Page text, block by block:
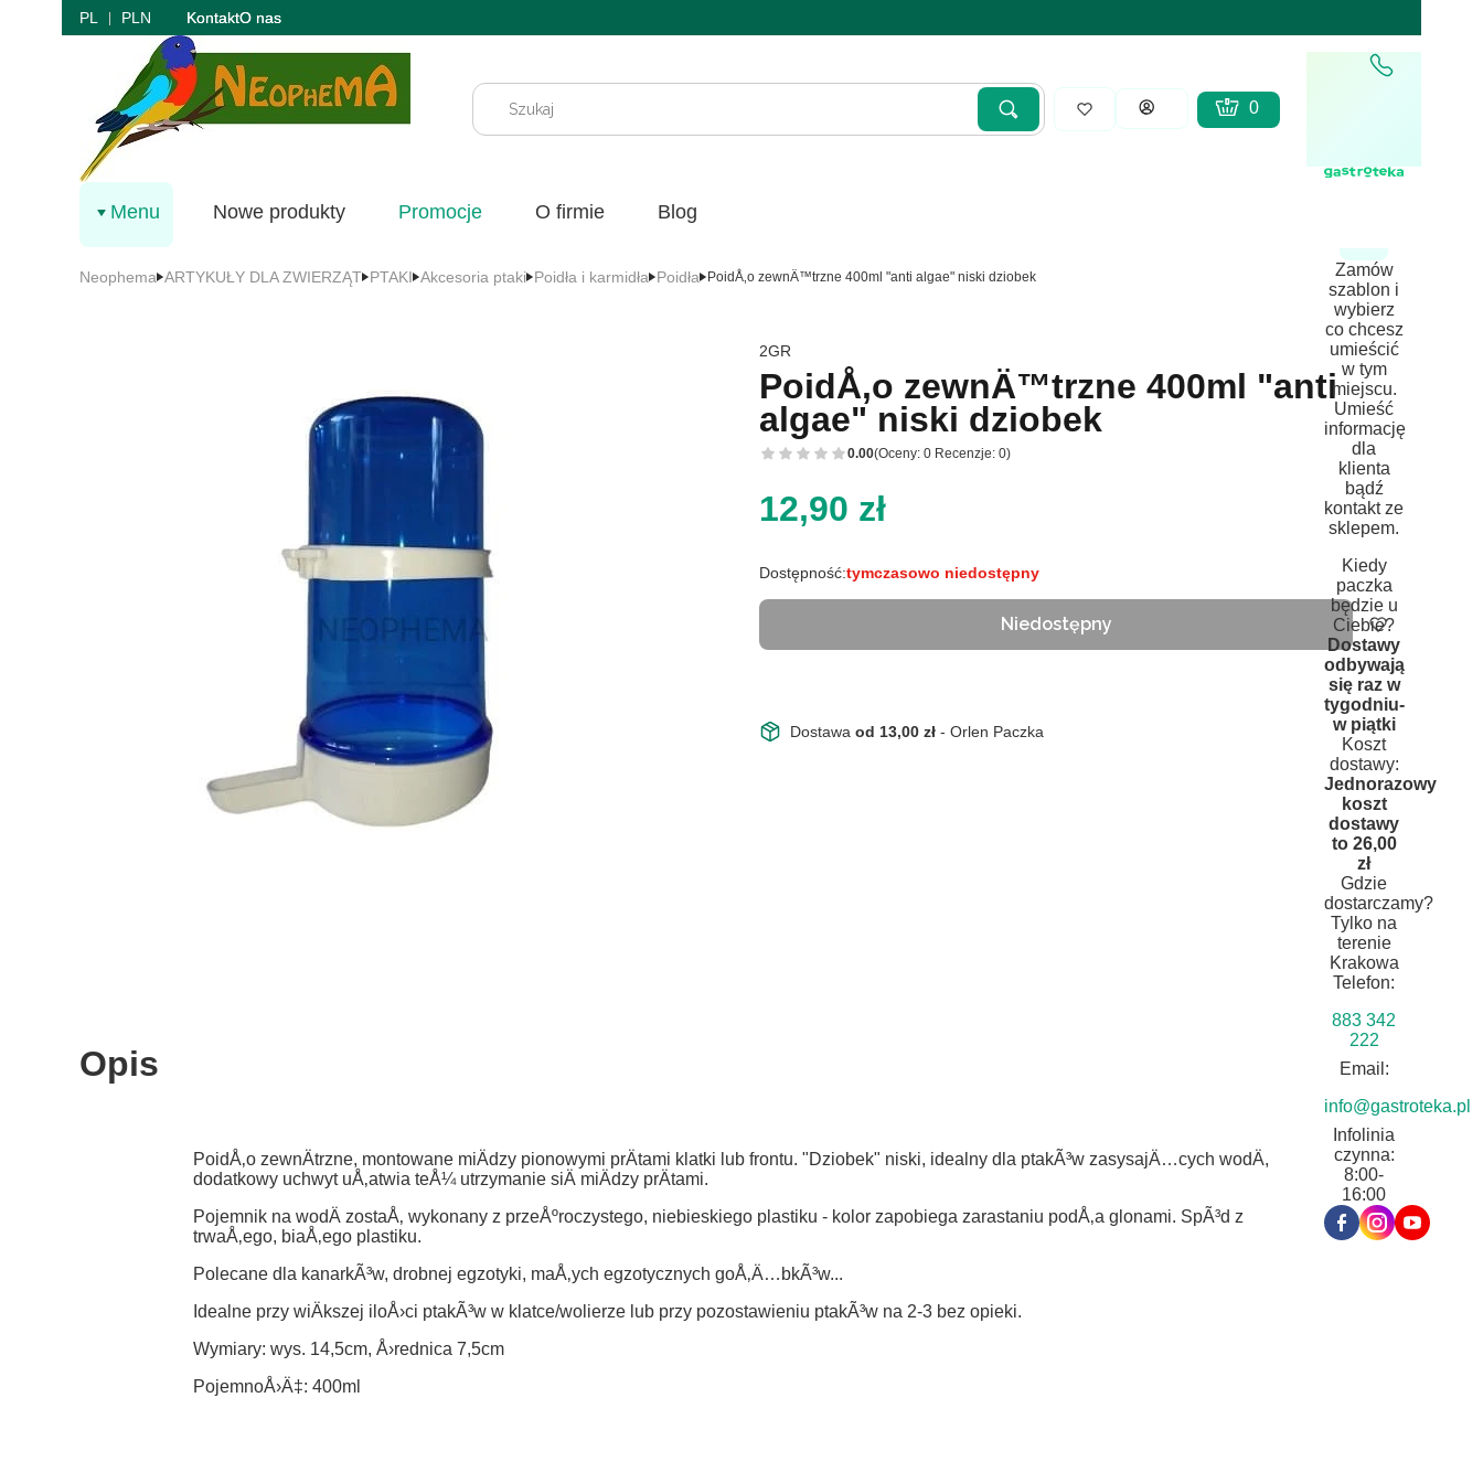
PL PLN KontaktO nas
WyczyśćSzukaj Zaloguj się
Produkty w koszyku: 0. Zobacz
Koszyk
Zamów
szablon i
wybierz
co chcesz
umieścić
w tym
miejscu.
Umieść
informację
dla
klienta
bądź
kontakt ze
sklepem.
Kiedy
paczka
będzie u
Ciebie?
Dostawy
odbywają
się raz w
tygodniu-
w piątki
Koszt
dostawy:
Jednorazowy
koszt
dostawy
to 26,00
zł
Gdzie
dostarczamy?
Tylko na
terenie
Krakowa
Telefon:
883 342
222
Email:
info@gastroteka.pl
Infolinia
czynna:
8:00-
16:00
Menu Nowe produkty Promocje O firmie Blog
Neophema ARTYKUŁY DLA ZWIERZĄT PTAKI Akcesoria ptaki Poidła i karmidła Poidła PoidÅ‚o zewnÄ™trzne 400ml "anti algae" niski dziobek
2GR
PoidÅ‚o zewnÄ™trzne 400ml "anti
algae" niski dziobek
0.00(Oceny: 0 Recenzje: 0)
Cena
12,90 zł
Dostępność:tymczasowo niedostępny
Niedostępny
Dostawa od 13,00 zł - Orlen Paczka
Opis
PoidÅ‚o zewnÄtrzne, montowane miÄdzy pionowymi prÄtami klatki lub frontu. "Dziobek" niski, idealny dla ptakÃ³w zasysajÄ…cych wodÄ,
dodatkowy uchwyt uÅ‚atwia teÅ¼ utrzymanie siÄ miÄdzy prÄtami.
Pojemnik na wodÄ zostaÅ‚ wykonany z przeÅºroczystego, niebieskiego plastiku - kolor zapobiega zarastaniu podÅ‚a glonami. SpÃ³d z
trwaÅ‚ego, biaÅ‚ego plastiku.
Polecane dla kanarkÃ³w, drobnej egzotyki, maÅ‚ych egzotycznych goÅ‚Ä…bkÃ³w...
Idealne przy wiÄkszej iloÅ›ci ptakÃ³w w klatce/wolierze lub przy pozostawieniu ptakÃ³w na 2-3 bez opieki.
Wymiary: wys. 14,5cm, Å›rednica 7,5cm
PojemnoÅ›Ä‡: 400ml